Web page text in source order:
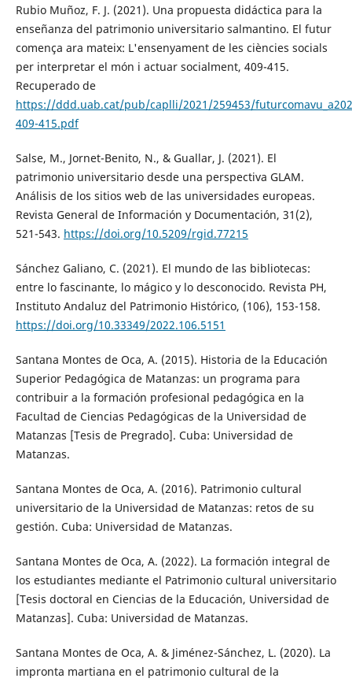
Rubio Muñoz, F. J. (2021). Una propuesta didáctica para la
enseñanza del patrimonio universitario salmantino. El futur
comença ara mateix: L'ensenyament de les ciències socials
per interpretar el món i actuar socialment, 409-415.
Recuperado de
https://ddd.uab.cat/pub/caplli/2021/259453/
409-415.pdf
Salse, M., Jornet-Benito, N., & Guallar, J. (2021). El
patrimonio universitario desde una perspectiva GLAM.
Análisis de los sitios web de las universidades europeas.
Revista General de Información y Documentación, 31(2),
521-543. https://doi.org/10.5209/rgid.77215
Sánchez Galiano, C. (2021). El mundo de las bibliotecas:
entre lo fascinante, lo mágico y lo desconocido. Revista PH,
Instituto Andaluz del Patrimonio Histórico, (106), 153-158.
https://doi.org/10.33349/2022.106.5151
Santana Montes de Oca, A. (2015). Historia de la Educación
Superior Pedagógica de Matanzas: un programa para
contribuir a la formación profesional pedagógica en la
Facultad de Ciencias Pedagógicas de la Universidad de
Matanzas [Tesis de Pregrado]. Cuba: Universidad de
Matanzas.
Santana Montes de Oca, A. (2016). Patrimonio cultural
universitario de la Universidad de Matanzas: retos de su
gestión. Cuba: Universidad de Matanzas.
Santana Montes de Oca, A. (2022). La formación integral de
los estudiantes mediante el Patrimonio cultural universitario
[Tesis doctoral en Ciencias de la Educación, Universidad de
Matanzas]. Cuba: Universidad de Matanzas.
Santana Montes de Oca, A. & Jiménez-Sánchez, L. (2020). La
impronta martiana en el patrimonio cultural de la